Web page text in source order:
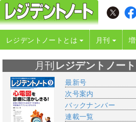
レジデントノートとは 月刊
月刊 レジデントノート
最新号
次号案内
バックナンバー
連載一覧